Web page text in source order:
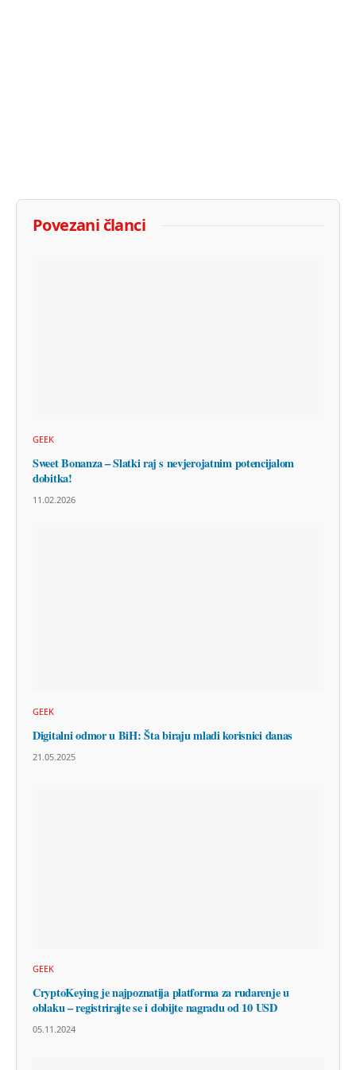
Povezani članci
GEEK
Sweet Bonanza – Slatki raj s nevjerojatnim potencijalom
dobitka!
11.02.2026
GEEK
Digitalni odmor u BiH: Šta biraju mladi korisnici danas
21.05.2025
GEEK
CryptoKeying je najpoznatija platforma za rudarenje u
oblaku – registrirajte se i dobijte nagradu od 10 USD
05.11.2024